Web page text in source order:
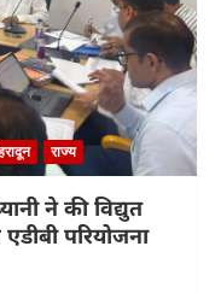
राज्य
ने की विद्युत
परियोजना